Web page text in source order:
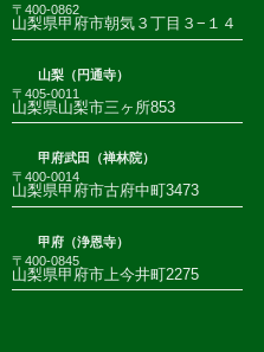
〒400-0862
山梨県甲府市朝気３丁目３−１４
山梨（円通寺）
〒405-0011
山梨県山梨市三ヶ所853
甲府武田（禅林院）
〒400-0014
山梨県甲府市古府中町3473
甲府（浄恩寺）
〒400-0845
山梨県甲府市上今井町2275